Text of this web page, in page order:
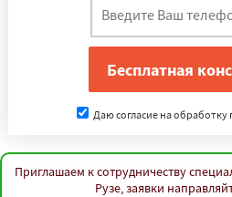
Даю согласие на
Приглашаем к сотрудничеству
Рузе, заявки